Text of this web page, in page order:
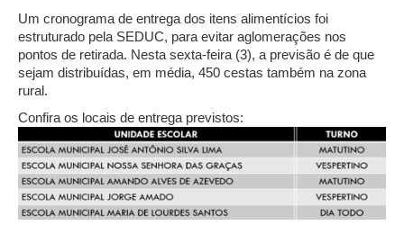
Um cronograma de entrega dos itens alimentícios foi
estruturado pela SEDUC, para evitar aglomerações nos
pontos de retirada. Nesta sexta-feira (3), a previsão é de que
sejam distribuídas, em média, 450 cestas também na zona
rural.
Confira os locais de entrega previstos: